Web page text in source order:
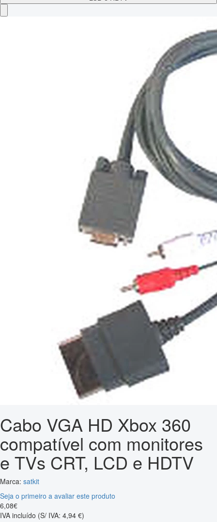
Cabo VGA HD Xbox 360
compatível com monitores
e TVs CRT, LCD e HDTV
Marca: satkit
Seja o primeiro a avaliar este produto
6,08€
IVA incluído (S/ IVA: 4,94 €)